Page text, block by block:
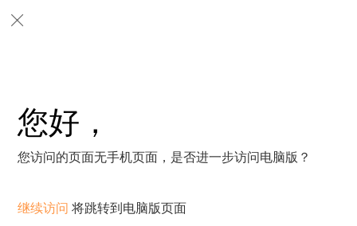
您好，
您访问的页面无手机页面，是否进一步访问电脑版？
继续访问 将跳转到电脑版页面